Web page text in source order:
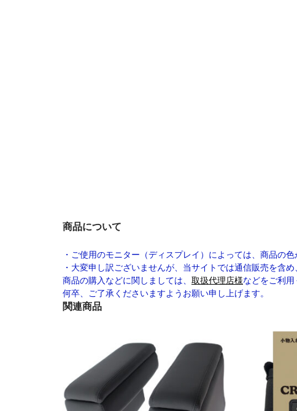
商品について
・ご使用のモニター（ディスプレイ）によっては、商品の
・大変申し訳ございませんが、当サイトでは通信販売を含
商品の購入などに関しましては、 取扱代理店様などをご利用
何卒、ご了承くださいますようお願い申し上げます。
関連商品